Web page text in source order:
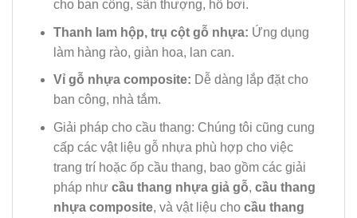
cho ban công, sân thượng, hồ bơi.
Thanh lam hộp, trụ cột gỗ nhựa: Ứng dụng
làm hàng rào, giàn hoa, lan can.
Vỉ gỗ nhựa composite: Dễ dàng lắp đặt cho
ban công, nhà tắm.
Giải pháp cho cầu thang: Chúng tôi cũng cung
cấp các vật liệu gỗ nhựa phù hợp cho việc
trang trí hoặc ốp cầu thang, bao gồm các giải
pháp như cầu thang nhựa giả gỗ, cầu thang
nhựa composite, và vật liệu cho cầu thang